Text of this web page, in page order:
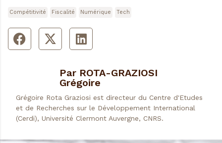
Compétitivité Fiscalité Numérique Tech
Par ROTA-GRAZIOSI
Grégoire
Grégoire Rota Graziosi est directeur du Centre d'Etudes
et de Recherches sur le Développement International
(Cerdi), Université Clermont Auvergne, CNRS.